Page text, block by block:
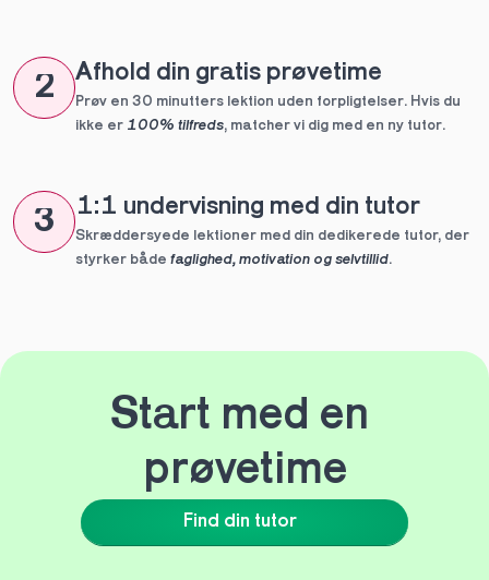
2 Afhold din gratis prøvetime
Prøv en 30 minutters lektion uden forpligtelser. Hvis du
ikke er 100% tilfreds, matcher vi dig med en ny tutor.
3 1:1 undervisning med din tutor
Skræddersyede lektioner med din dedikerede tutor, der
styrker både faglighed, motivation og selvtillid.
Find din tutor
Start med en
prøvetime